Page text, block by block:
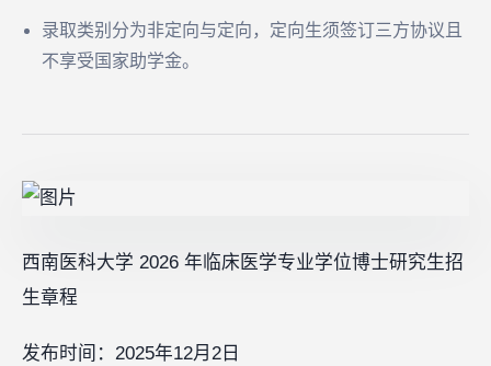
录取类别分为非定向与定向，定向生须签订三方协议且
不享受国家助学金。
西南医科大学 2026 年临床医学专业学位博士研究生招
生章程
发布时间：2025年12月2日